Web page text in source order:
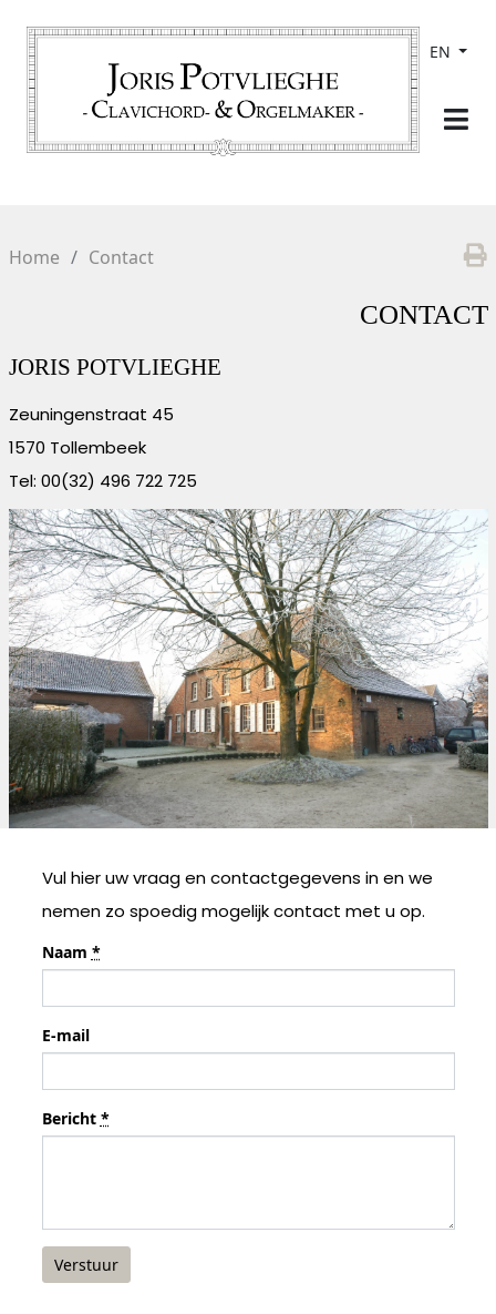
EN
Home Contact
CONTACT
JORIS POTVLIEGHE
Zeuningenstraat 45
1570 Tollembeek
Tel: 00(32) 496 722 725
Vul hier uw vraag en contactgegevens in en we
nemen zo spoedig mogelijk contact met u op.
Naam *
E-mail
Bericht *